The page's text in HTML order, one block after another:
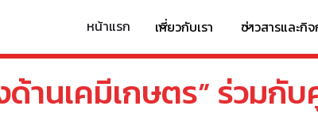
หน้าแรก เกี่ยวกับเรา ข่าวสารและกิ
งด้านเคมีเกษตร” ร่ว